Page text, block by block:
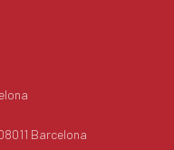
Barcelona